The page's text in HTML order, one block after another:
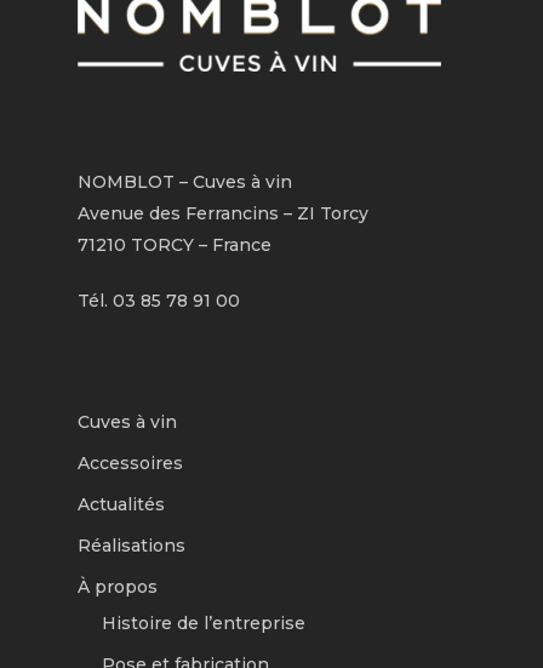
NOMBLOT – Cuves à vin
Avenue des Ferrancins – ZI Torcy
71210 TORCY – France
Tél. 03 85 78 91 00
Cuves à vin
Accessoires
Actualités
Réalisations
À propos
Histoire de l’entreprise